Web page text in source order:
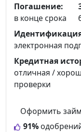
91%
Оформить займ
Погашение:
в конце срока
электронная
Кредитная
отличная /
проверки